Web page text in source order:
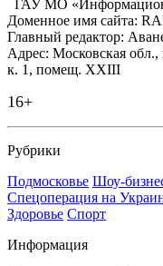
ГАУ МО
Доменное имя сайта:
Главный редактор:
Адрес: Московская обл.,
к. 1, помещ. XXIII
16+
Рубрики
Подмосковье Шоу-
Спецоперация на
Здоровье Спорт
Информация